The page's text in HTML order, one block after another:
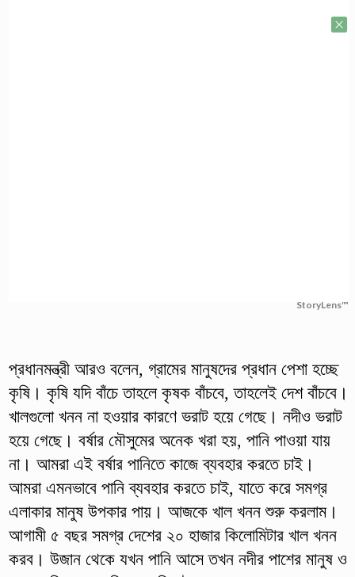
StoryLens™
প্রধানমন্ত্রী আরও বলেন, গ্রামের মানুষদের প্রধান পেশা হচ্ছে
কৃষি। কৃষি যদি বাঁচে তাহলে কৃষক বাঁচবে, তাহলেই দেশ বাঁচবে।
খালগুলো খনন না হওয়ার কারণে ভরাট হয়ে গেছে। নদীও ভরাট
হয়ে গেছে। বর্ষার মৌসুমের অনেক খরা হয়, পানি পাওয়া যায়
না। আমরা এই বর্ষার পানিতে কাজে ব্যবহার করতে চাই।
আমরা এমনভাবে পানি ব্যবহার করতে চাই, যাতে করে সমগ্র
এলাকার মানুষ উপকার পায়। আজকে খাল খনন শুরু করলাম।
আগামী ৫ বছর সমগ্র দেশের ২০ হাজার কিলোমিটার খাল খনন
করব। উজান থেকে যখন পানি আসে তখন নদীর পাশের মানুষ ও